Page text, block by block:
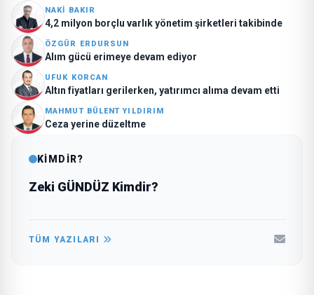
NAKI BAKIR
4,2 milyon borçlu varlık yönetim şirketleri takibinde
ÖZGÜR ERDURSUN
Alım gücü erimeye devam ediyor
UFUK KORCAN
Altın fiyatları gerilerken, yatırımcı alıma devam etti
MAHMUT BÜLENT YILDIRIM
Ceza yerine düzeltme
KİMDİR?
Zeki GÜNDÜZ Kimdir?
TÜM YAZILARI